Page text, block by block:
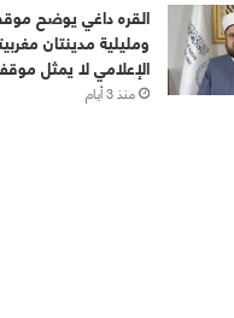
القره داغي يوضح
ومليلية مدينتان
الإعلامي لا يمثل
منذ 3 أيام